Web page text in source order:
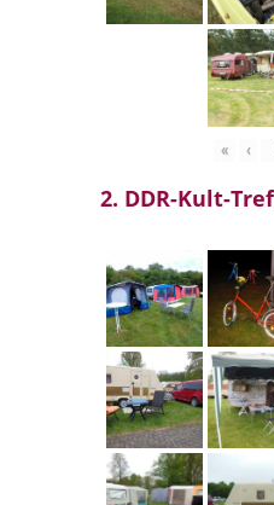
« ‹
2. DDR-Kult-